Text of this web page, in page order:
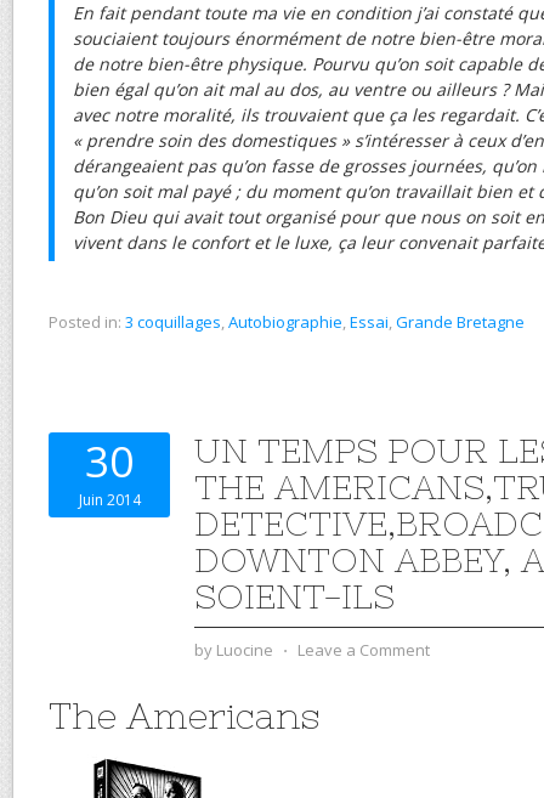
En fait pendant toute ma vie en condition j’ai constaté
souciaient toujours énormément de notre bien-être
de notre bien-être physique. Pourvu qu’on soit capable
bien égal qu’on ait mal au dos, au ventre ou ailleurs ?
avec notre moralité, ils trouvaient que ça les regardait.
« prendre soin des domestiques » s’intéresser à ceux
dérangeaient pas qu’on fasse de grosses journées,
qu’on soit mal payé ; du moment qu’on travaillait bien et
Bon Dieu qui avait tout organisé pour que nous on soit
vivent dans le confort et le luxe, ça leur convenait
Posted in: 3 coquillages,Autobiographie,Essai,Grande Bretagne
30
Juin 2014
UN TEMPS POUR
THE
DOWNTON ABBEY,
SOIENT-ILS
by Luocine ⋅ Leave a Comment
The Americans